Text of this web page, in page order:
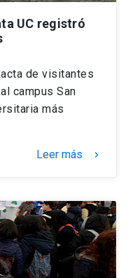
UC registró
de visitantes
campus San
más
Leer más keyboard_arrow_right